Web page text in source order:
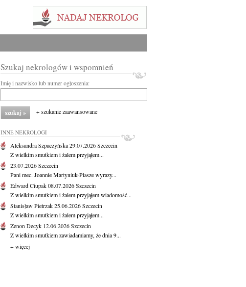
Szukaj nekrologów i wspomnień
Imię i nazwisko lub numer ogłoszenia:
+ szukanie zaawansowane
INNE NEKROLOGI
Aleksandra Szpaczyńska29.07.2026Szczecin
Z wielkim smutkiem i żalem przyjąłem...
23.07.2026Szczecin
Pani mec. Joannie Martyniuk-Plasze wyrazy...
Edward Ciupak08.07.2026Szczecin
Z wielkim smutkiem i żalem przyjąłem wiadomość...
Stanisław Pietrzak25.06.2026Szczecin
Z wielkim smutkiem i żalem przyjąłem...
Zenon Decyk 12.06.2026Szczecin
Z wielkim smutkiem zawiadamiamy, że dnia 9...
+ więcej